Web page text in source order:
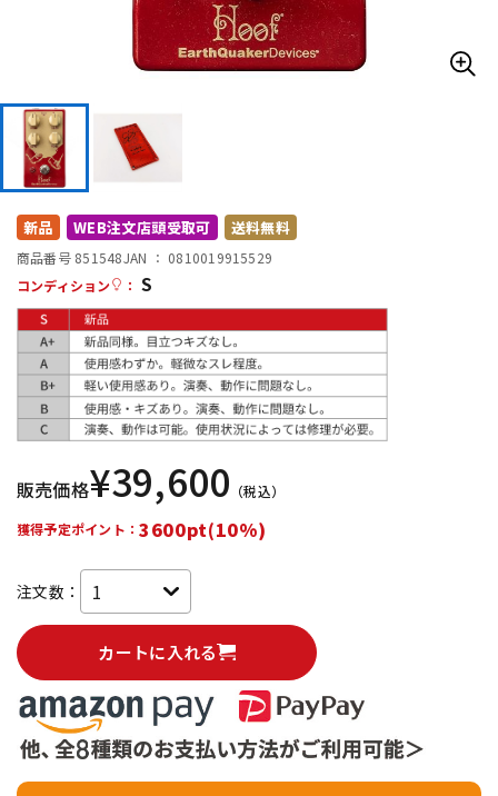
エフェクター
DJ機器
配信/ライブ機器
中古
新品 WEB注文店頭受取可 送料無料
商品番号 851548JAN ： 0810019915529
コンディション
： S
販売価格¥39,600 （税込）
獲得予定ポイント：3600pt(10%)
注文数：
カートに入れる